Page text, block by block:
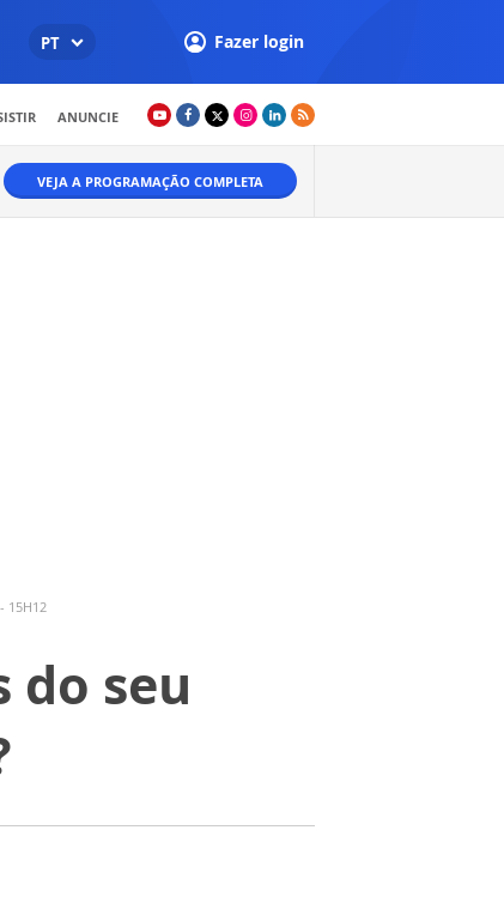
PT Fazer login
ANUNCIE
VEJA A PROGRAMAÇÃO COMPLETA
15H12
do seu